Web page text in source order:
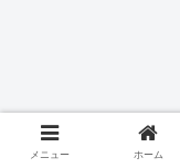
メニュー ホーム